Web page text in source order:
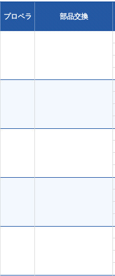
プロペラ 部品交換